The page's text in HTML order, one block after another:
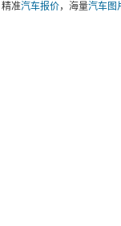
精准汽车报价，海量汽车图